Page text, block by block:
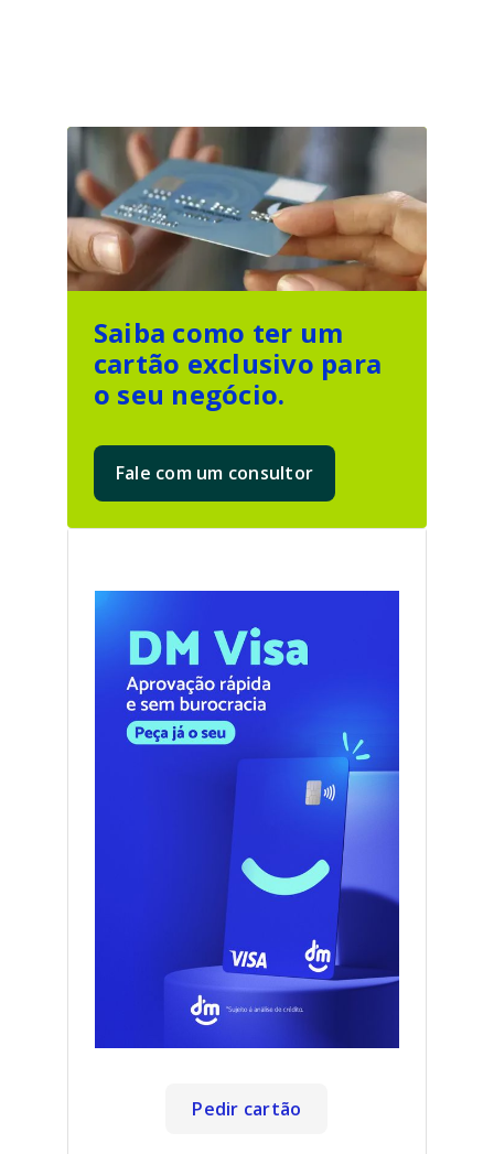
Saiba como ter um
cartão exclusivo para
o seu negócio.
Fale com um consultor
Pedir cartão